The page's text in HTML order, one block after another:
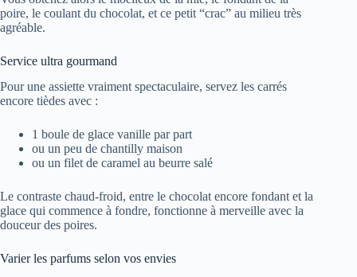
poire, le coulant du chocolat, et ce petit “crac” au milieu très
agréable.
Service ultra gourmand
Pour une assiette vraiment spectaculaire, servez les carrés
encore tièdes avec :
1 boule de glace vanille par part
ou un peu de chantilly maison
ou un filet de caramel au beurre salé
Le contraste chaud-froid, entre le chocolat encore fondant et la
glace qui commence à fondre, fonctionne à merveille avec la
douceur des poires.
Varier les parfums selon vos envies